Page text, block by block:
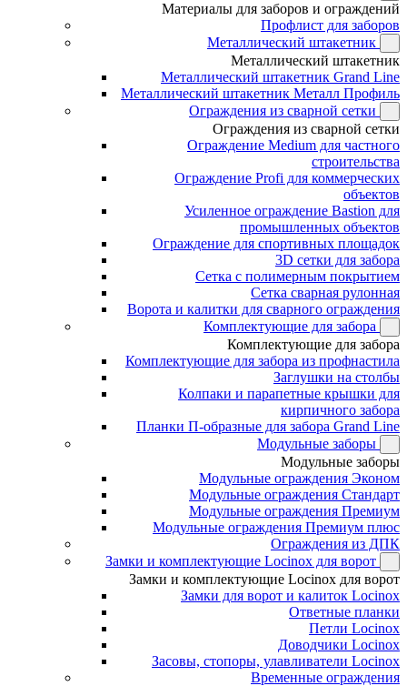
Материалы для заборов и ограждений
Профлист для заборов
Металлический штакетник
Металлический штакетник
Металлический штакетник Grand Line
Металлический штакетник Металл Профиль
Ограждения из сварной сетки
Ограждения из сварной сетки
Ограждение Medium для частного
строительства
Ограждение Profi для коммерческих
объектов
Усиленное ограждение Bastion для
промышленных объектов
Ограждение для спортивных площадок
3D сетки для забора
Сетка с полимерным покрытием
Сетка сварная рулонная
Ворота и калитки для сварного ограждения
Комплектующие для забора
Комплектующие для забора
Комплектующие для забора из профнастила
Заглушки на столбы
Колпаки и парапетные крышки для
кирпичного забора
Планки П-образные для забора Grand Line
Модульные заборы
Модульные заборы
Модульные ограждения Эконом
Модульные ограждения Стандарт
Модульные ограждения Премиум
Модульные ограждения Премиум плюс
Ограждения из ДПК
Замки и комплектующие Locinox для ворот
Замки и комплектующие Locinox для ворот
Замки для ворот и калиток Locinox
Ответные планки
Петли Locinox
Доводчики Locinox
Засовы, стопоры, улавливатели Locinox
Временные ограждения